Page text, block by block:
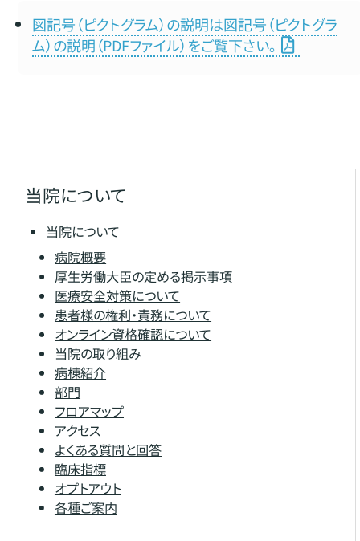
図記号（ピクトグラム）の説明は図記号（ピクトグラ
ム）の説明（PDFファイル）をご覧下さい。
当院について
当院について
病院概要
厚生労働大臣の定める掲示事項
医療安全対策について
患者様の権利・責務について
オンライン資格確認について
当院の取り組み
病棟紹介
部門
フロアマップ
アクセス
よくある質問と回答
臨床指標
オプトアウト
各種ご案内